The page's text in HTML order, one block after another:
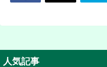
人気記事